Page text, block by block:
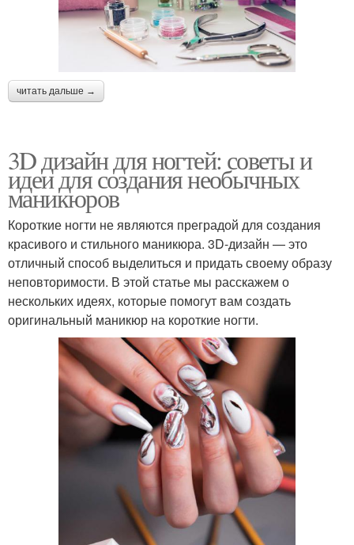
читать дальше →
3D дизайн для ногтей: советы и
идеи для создания необычных
маникюров
Короткие ногти не являются преградой для создания
красивого и стильного маникюра. 3D-дизайн — это
отличный способ выделиться и придать своему образу
неповторимости. В этой статье мы расскажем о
нескольких идеях, которые помогут вам создать
оригинальный маникюр на короткие ногти.